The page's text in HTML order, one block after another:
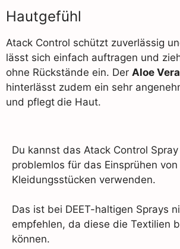
Hautgefühl
Atack Control schützt zuverlässig
lässt sich einfach auftragen und
ohne Rückstände ein. Der Aloe Vera
hinterlässt zudem ein sehr
und pflegt die Haut.
Du kannst das Atack Control
problemlos für das Einsprühen von
Kleidungsstücken verwenden.
Das ist bei DEET-haltigen Sprays
empfehlen, da diese die Textilien
können.